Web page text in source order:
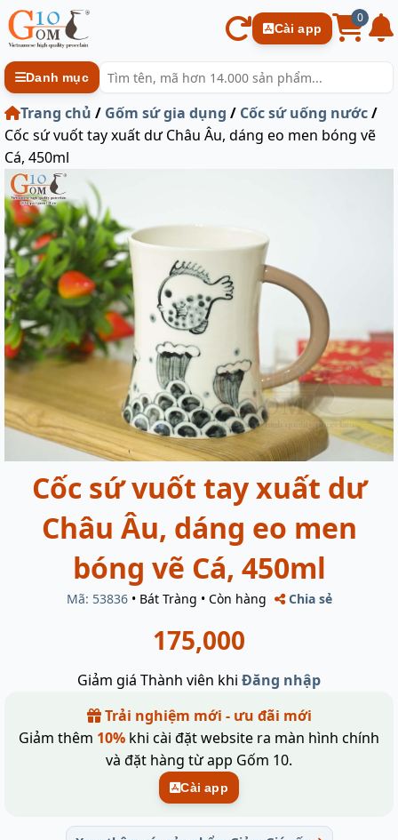
Cài app
0
Danh mục
Trang chủ / Gốm sứ gia dụng / Cốc sứ uống nước/
Cốc sứ vuốt tay xuất dư Châu Âu, dáng eo men bóng vẽ
Cá, 450ml
Cốc sứ vuốt tay xuất dư
Châu Âu, dáng eo men
bóng vẽ Cá, 450ml
Mã: 53836 • Bát Tràng • Còn hàng Chia sẻ
175,000
Giảm giá Thành viên khi Đăng nhập
Trải nghiệm mới - ưu đãi mới
Giảm thêm 10% khi cài đặt website ra màn hình chính
và đặt hàng từ app Gốm 10.
Cài app